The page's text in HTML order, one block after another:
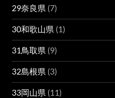
29奈良県 (7)
30和歌山県 (1)
31鳥取県 (9)
32島根県 (3)
33岡山県 (11)